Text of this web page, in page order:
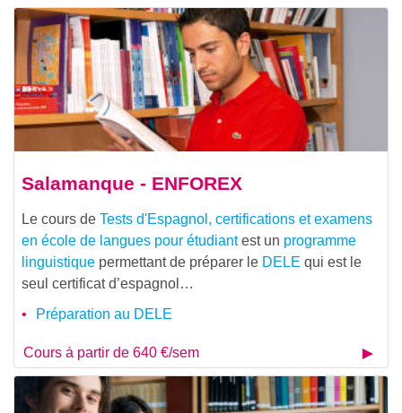
Salamanque - ENFOREX
Le cours de Tests d'Espagnol, certifications et examens
en école de langues pour étudiantest un programme
linguistique permettant de préparer le DELE qui est le
seul certificat d’espagnol…
Préparation au DELE
Cours à partir de 640 €/sem